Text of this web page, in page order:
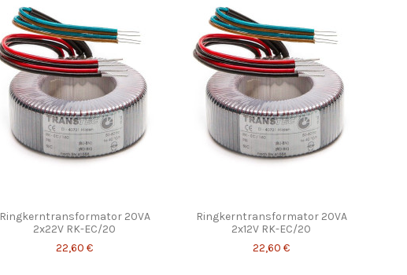
Ringkerntransformator 20VA
2x22V RK-EC/20
22,60 €
Ringkerntransformator 20VA
2x12V RK-EC/20
22,60 €